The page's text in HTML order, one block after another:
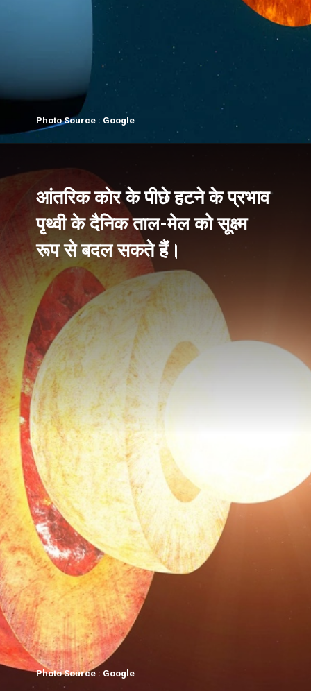
Photo Source : Google
आंतरिक कोर के पीछे हटने के प्रभाव
पृथ्वी के दैनिक ताल-मेल को सूक्ष्म
रूप से बदल सकते हैं।
Photo Source : Google